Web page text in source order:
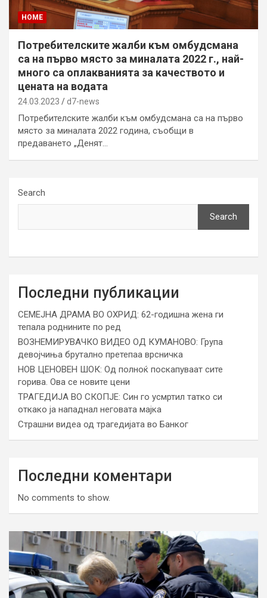
HOME
Потребителските жалби към омбудсмана
са на първо място за миналата 2022 г., най-
много са оплакванията за качеството и
цената на водата
24.03.2023 d7-news
Потребителските жалби към омбудсмана са на първо
място за миналата 2022 година, съобщи в
предаването „Денят…
Search
Search
Последни публикации
СЕМЕЈНА ДРАМА ВО ОХРИД: 62-годишна жена ги
тепала роднините по ред
ВОЗНЕМИРУВАЧКО ВИДЕО ОД КУМАНОВО: Група
девојчиња брутално претепаа врсничка
НОВ ЦЕНОВЕН ШОК: Од полноќ поскапуваат сите
горива. Ова се новите цени
ТРАГЕДИЈА ВО СКОПЈЕ: Син го усмртил татко си
откако ја нападнал неговата мајка
Страшни видеа од трагедијата во Банког
Последни коментари
No comments to show.